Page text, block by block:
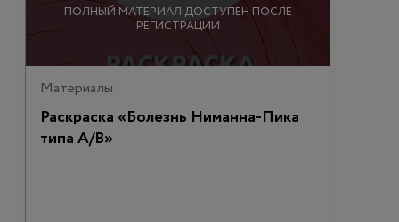
ПОЛНЫЙ МАТЕРИАЛ ДОСТУПЕН ПОСЛЕ
РЕГИСТРАЦИИ
Материалы
Раскраска «Болезнь Ниманна-Пика
типа А/В»